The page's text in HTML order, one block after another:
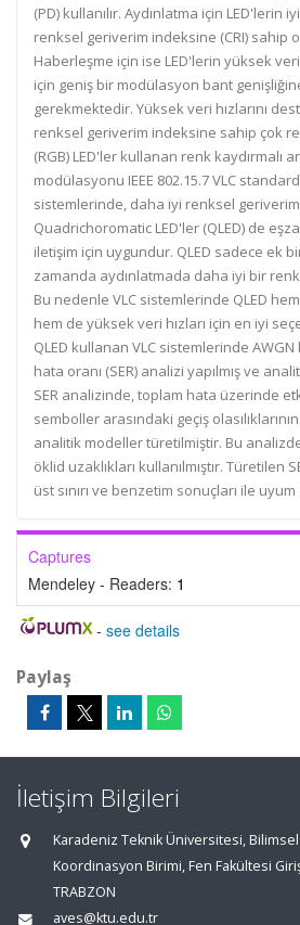
(PD) kullanılır. Aydınlatma için LED'lerin
renksel geriverim indeksine (CRI) sahip
Haberleşme için ise LED'lerin yüksek
için geniş bir modülasyon bant
gerekmektedir. Yüksek veri hızlarını
renksel geriverim indeksine sahip çok
(RGB) LED'ler kullanan renk kaydırmalı
modülasyonu IEEE 802.15.7 VLC
sistemlerinde, daha iyi renksel
Quadrichoromatic LED'ler (QLED) de
iletişim için uygundur. QLED sadece ek
zamanda aydınlatmada daha iyi bir
Bu nedenle VLC sistemlerinde QLED
hem de yüksek veri hızları için en iyi
QLED kullanan VLC sistemlerinde
hata oranı (SER) analizi yapılmış ve
SER analizinde, toplam hata üzerinde
semboller arasındaki geçiş
analitik modeller türetilmiştir. Bu
öklid uzaklıkları kullanılmıştır. Türetilen
üst sınırı ve benzetim sonuçları ile
Captures
Mendeley - Readers: 1
- see details
Paylaş
İletişim Bilgileri
Karadeniz Teknik Üniversitesi,
Koordinasyon Birimi, Fen Fakültesi
TRABZON
aves@ktu.edu.tr